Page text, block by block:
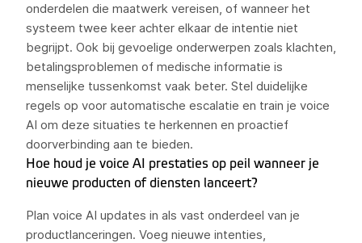
onderdelen die maatwerk vereisen, of wanneer het
systeem twee keer achter elkaar de intentie niet
begrijpt. Ook bij gevoelige onderwerpen zoals klachten,
betalingsproblemen of medische informatie is
menselijke tussenkomst vaak beter. Stel duidelijke
regels op voor automatische escalatie en train je voice
AI om deze situaties te herkennen en proactief
doorverbinding aan te bieden.
Hoe houd je voice AI prestaties op peil wanneer je
nieuwe producten of diensten lanceert?
Plan voice AI updates in als vast onderdeel van je
productlanceringen. Voeg nieuwe intenties,